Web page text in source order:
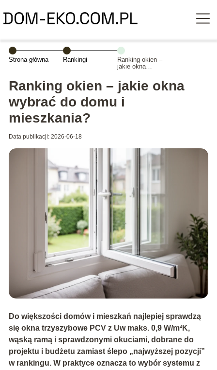
Strona główna Rankingi
Ranking okien –
jakie okna
i mieszkania?
Ranking okien – jakie okna
wybrać do domu i
mieszkania?
Data publikacji: 2026-06-18
Do większości domów i mieszkań najlepiej sprawdzą
się okna trzyszybowe PCVz Uw maks. 0,9 W/m²K,
wąską ramą i sprawdzonymi okuciami, dobrane do
projektu i budżetu zamiast ślepo „najwyższej pozycji”
w rankingu. W praktyce oznacza to wybór systemu z